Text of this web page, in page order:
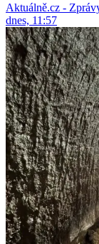
Aktuálně.cz -
dnes, 11:57